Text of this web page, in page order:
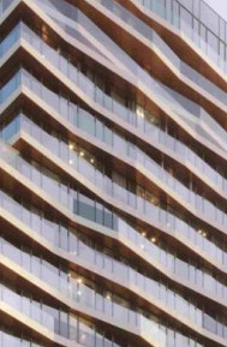
Продажа
Жилой дом
103789 - Г.
ПОЛКОВАЯ